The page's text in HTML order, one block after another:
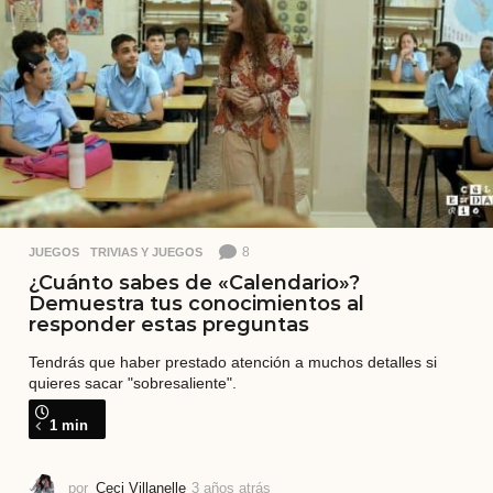
t
r
á
s
JUEGOS ,TRIVIAS Y JUEGOS 8
¿Cuánto sabes de «Calendario»?
Demuestra tus conocimientos al
responder estas preguntas
Tendrás que haber prestado atención a muchos detalles si
quieres sacar "sobresaliente".
1 min
por Ceci Villanelle 3 años atrás